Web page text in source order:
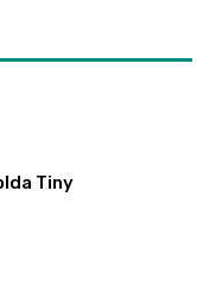
Tiny